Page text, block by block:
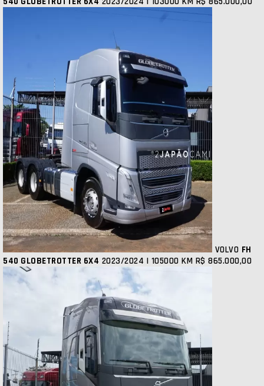
VOLVO FH
540 GLOBETROTTER 6X4 2023/2024 | 105000 KM R$ 865.000,00